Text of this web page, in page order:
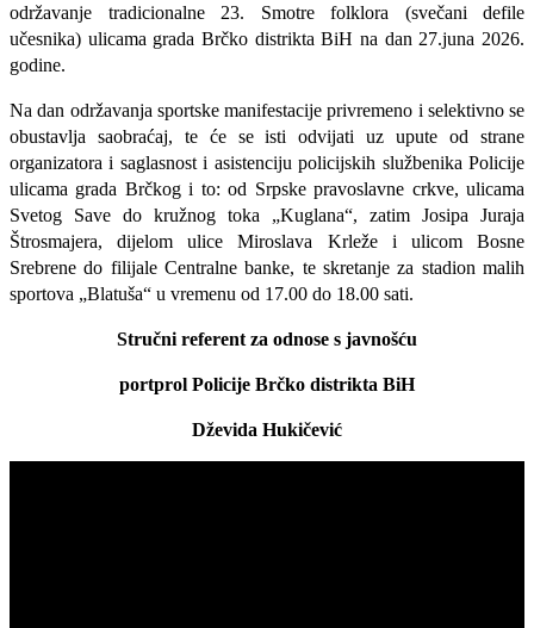
održavanje tradicionalne 23. Smotre folklora (svečani defile
učesnika) ulicama grada Brčko distrikta BiH na dan 27.juna 2026.
godine.
Na dan održavanja sportske manifestacije privremeno i selektivno se
obustavlja saobraćaj, te će se isti odvijati uz upute od strane
organizatora i saglasnost i asistenciju policijskih službenika Policije
ulicama grada Brčkog i to: od Srpske pravoslavne crkve, ulicama
Svetog Save do kružnog toka „Kuglana“, zatim Josipa Juraja
Štrosmajera, dijelom ulice Miroslava Krleže i ulicom Bosne
Srebrene do filijale Centralne banke, te skretanje za stadion malih
sportova „Blatuša“ u vremenu od 17.00 do 18.00 sati.
Stručni referent za odnose s javnošću
portprol Policije Brčko distrikta BiH
Dževida Hukičević